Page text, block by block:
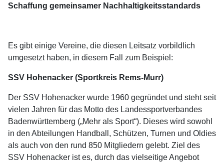
Schaffung gemeinsamer Nachhaltigkeitsstandards
Es gibt einige Vereine, die diesen Leitsatz vorbildlich
umgesetzt haben, in diesem Fall zum Beispiel:
SSV Hohenacker (Sportkreis Rems-Murr)
Der SSV Hohenacker wurde 1960 gegründet und steht seit
vielen Jahren für das Motto des Landessportverbandes
Badenwürttemberg („Mehr als Sport“). Dieses wird sowohl
in den Abteilungen Handball, Schützen, Turnen und Oldies
als auch von den rund 850 Mitgliedern gelebt. Ziel des
SSV Hohenacker ist es, durch das vielseitige Angebot